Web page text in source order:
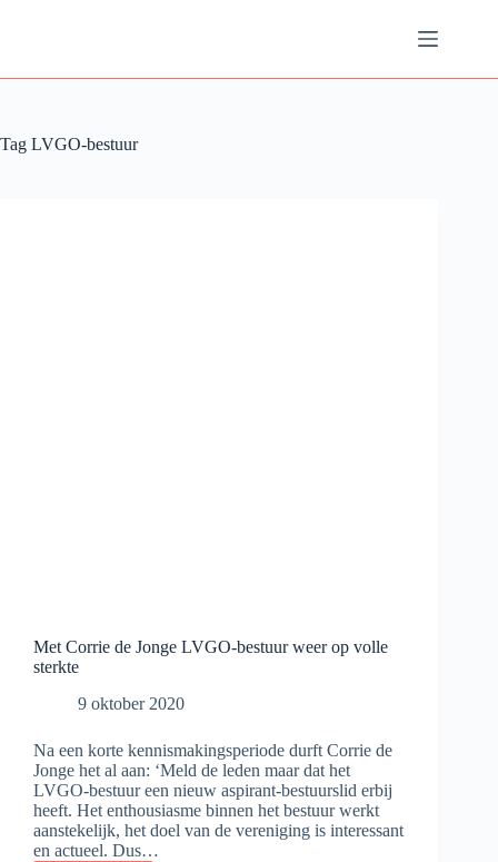
Tag LVGO-bestuur
Met Corrie de Jonge LVGO-bestuur weer op volle
sterkte
9 oktober 2020
Na een korte kennismakingsperiode durft Corrie de
Jonge het al aan: ‘Meld de leden maar dat het
LVGO-bestuur een nieuw aspirant-bestuurslid erbij
heeft. Het enthousiasme binnen het bestuur werkt
aanstekelijk, het doel van de vereniging is interessant
en actueel. Dus…